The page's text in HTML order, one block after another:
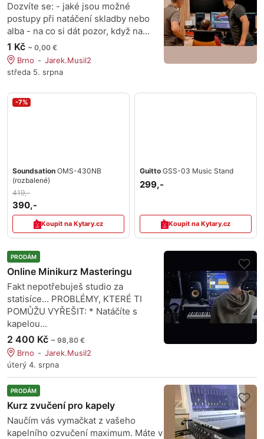
Dozvíte se: - jaké jsou možné
postupy při natáčení skladby nebo
alba - na co si dát pozor, když na...
1 Kč ~ 0,00 €
Brno
Jarek.Musil2
středa 5. srpna
-7%
Soundsation OMS-430NB
(rozbalené)
419,-
390,-
Koupit na Kytary.cz
Guitto GSS-03 Music Stand
299,-
Koupit na Kytary.cz
PRODÁM
Online Minikurz Masteringu
Fakt nepotřebuješ studio za
statisíce... PROBLÉMY, KTERÉ TI
POMŮŽU VYŘEŠIT: * Natáčíte s
kapelou...
2 400 Kč ~ 98,80 €
Brno
Jarek.Musil2
úterý 4. srpna
PRODÁM
Kurz zvučení pro kapely
Naučím vás vymačkat z vašeho
kapelního ozvučení maximum. Máte v